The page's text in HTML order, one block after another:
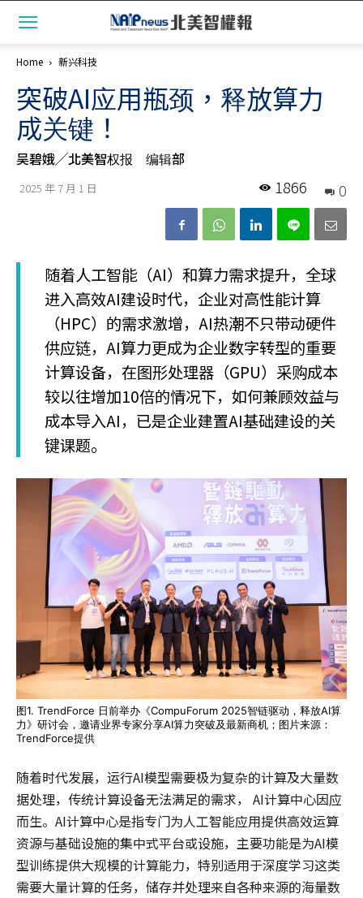
Home 新兴科技
突破AI应用瓶颈，释放算力
成关键！
吴碧娥╱北美智权报 编辑部
2025 年 7 月 1 日 0
1866
随着人工智能（AI）和算力需求提升，全球
进入高效AI建设时代，企业对高性能计算
（HPC）的需求激增，AI热潮不只带动硬件
供应链，AI算力更成为企业数字转型的重要
计算设备，在图形处理器（GPU）采购成本
较以往增加10倍的情况下，如何兼顾效益与
成本导入AI，已是企业建置AI基础建设的关
键课题。
图1. TrendForce 日前举办《CompuForum 2025智链驱动，释放AI算
力》研讨会，邀请业界专家分享AI算力突破及最新商机；图片来源：
TrendForce提供
随着时代发展，运行AI模型需要极为复杂的计算及大量数
据处理，传统计算设备无法满足的需求， AI计算中心因应
而生。AI计算中心是指专门为人工智能应用提供高效运算
资源与基础设施的集中式平台或设施，主要功能是为AI模
型训练提供大规模的计算能力，特别适用于深度学习这类
需要大量计算的任务，储存并处理来自各种来源的海量数